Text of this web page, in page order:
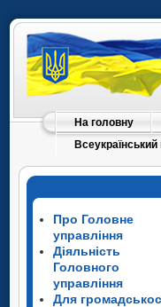
На головну
Про Головне
управління
Діяльність
Головного
управління
Для